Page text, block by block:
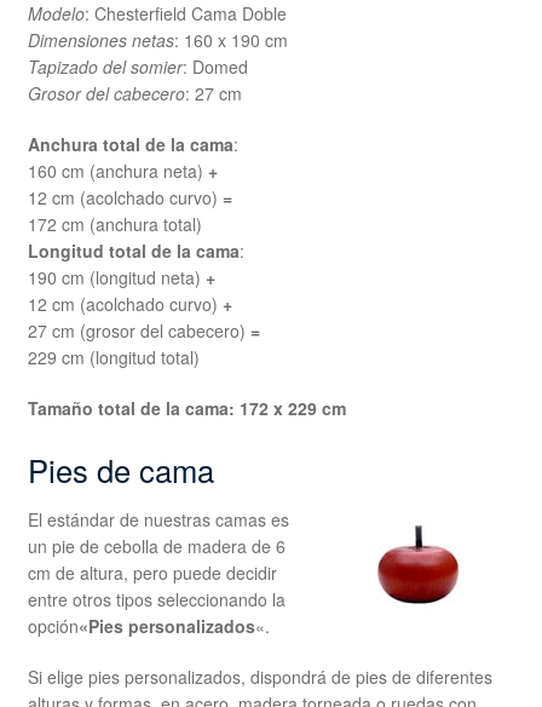
Modelo: Chesterfield Cama Doble
Dimensiones netas: 160 x 190 cm
Tapizado del somier: Domed
Grosor del cabecero: 27 cm
Anchura total de la cama:
160 cm (anchura neta) +
12 cm (acolchado curvo) =
172 cm (anchura total)
Longitud total de la cama:
190 cm (longitud neta) +
12 cm (acolchado curvo) +
27 cm (grosor del cabecero) =
229 cm (longitud total)
Tamaño total de la cama: 172 x 229 cm
Pies de cama
El estándar de nuestras camas es
un pie de cebolla de madera de 6
cm de altura, pero puede decidir
entre otros tipos seleccionando la
opción«Pies personalizados«.
Si elige pies personalizados, dispondrá de pies de diferentes